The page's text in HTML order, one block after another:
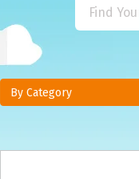
By Category